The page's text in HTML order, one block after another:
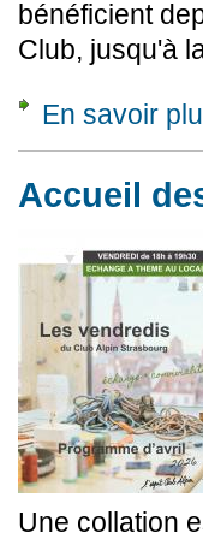
bénéficient
Club, jusqu'à
En savoir
Accueil
Une collation